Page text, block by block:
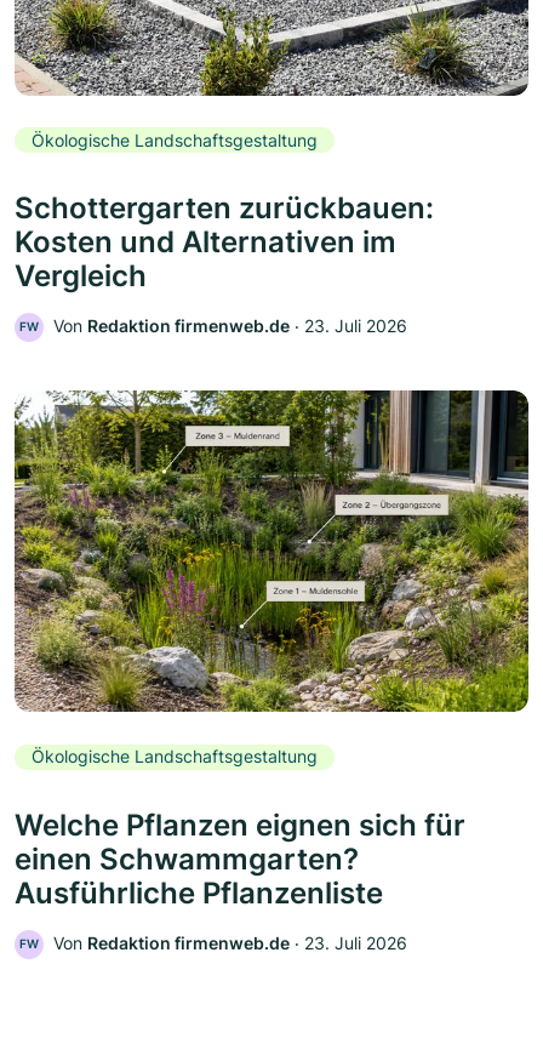
Ökologische Landschaftsgestaltung
Schottergarten zurückbauen:
Kosten und Alternativen im
Vergleich
FW Von Redaktion firmenweb.de ‧ 23. Juli 2026
Ökologische Landschaftsgestaltung
Welche Pflanzen eignen sich für
einen Schwammgarten?
Ausführliche Pflanzenliste
FW Von Redaktion firmenweb.de ‧ 23. Juli 2026